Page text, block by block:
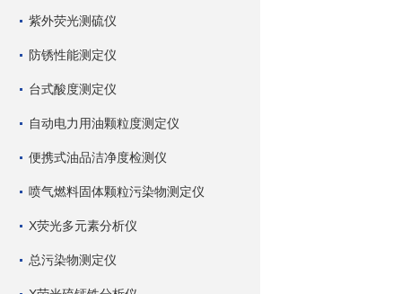
紫外荧光测硫仪
防锈性能测定仪
台式酸度测定仪
自动电力用油颗粒度测定仪
便携式油品洁净度检测仪
喷气燃料固体颗粒污染物测定仪
X荧光多元素分析仪
总污染物测定仪